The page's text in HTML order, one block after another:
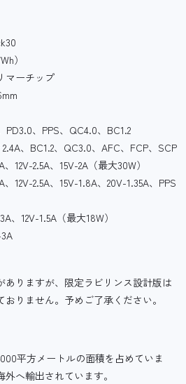
）
マーチップ
、PPS、QC4.0、BC1.2
、BC1.2、QC3.0、AFC、FCP、SCP
12V-2.5A、15V-2A（最大30W）
12V-2.5A、15V-1.8A、20V-1.35A、PPS
、12V-1.5A（最大18W）
りますが、限定ラビリンス設計版は
りません。予めご了承ください。
平方メートルの面積を占めていま
へ輸出されています。